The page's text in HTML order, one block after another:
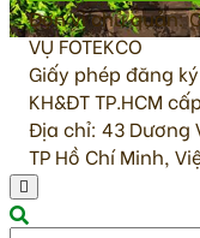
Đơn vị chủ quản:
VỤ FOTEKCO
Giấy phép đăng
KH&ĐT TP.HCM
Địa chỉ: 43 Dương
TP Hồ Chí Minh,